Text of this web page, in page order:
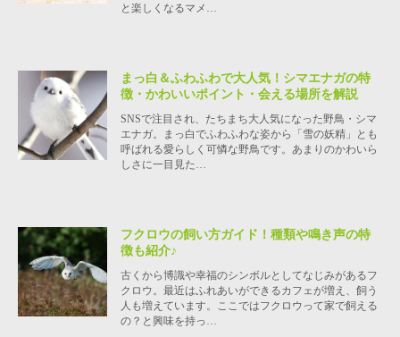
と楽しくなるマメ…
まっ白＆ふわふわで大人気！シマエナガの特
徴・かわいいポイント・会える場所を解説
SNSで注目され、たちまち大人気になった野鳥・シマ
エナガ。まっ白でふわふわな姿から「雪の妖精」とも
呼ばれる愛らしく可憐な野鳥です。あまりのかわいら
しさに一目見た…
フクロウの飼い方ガイド！種類や鳴き声の特
徴も紹介♪
古くから博識や幸福のシンボルとしてなじみがあるフ
クロウ。最近はふれあいができるカフェが増え、飼う
人も増えています。ここではフクロウって家で飼える
の？と興味を持っ…